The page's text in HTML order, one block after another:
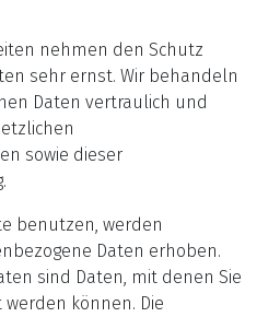
nehmen den Schutz
sehr ernst. Wir behandeln
Daten vertraulich und
sowie dieser
benutzen, werden
Daten erhoben.
sind Daten, mit denen Sie
können. Die